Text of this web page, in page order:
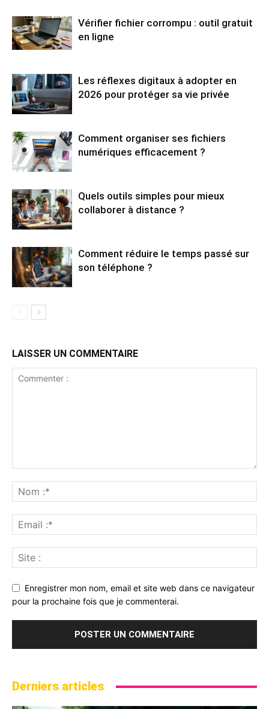
Vérifier fichier corrompu : outil gratuit
en ligne
Les réflexes digitaux à adopter en
2026 pour protéger sa vie privée
Comment organiser ses fichiers
numériques efficacement ?
Quels outils simples pour mieux
collaborer à distance ?
Comment réduire le temps passé sur
son téléphone ?
LAISSER UN COMMENTAIRE
Enregistrer mon nom, email et site web dans ce navigateur
pour la prochaine fois que je commenterai.
Derniers articles